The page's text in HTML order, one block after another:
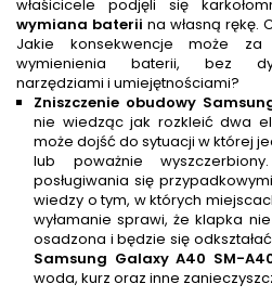
właśicicele podjęli się
wymiana baterii na własną rękę.
Jakie konsekwencje może
wymienienia baterii, bez
narzędziami i umiejętnościami?
Zniszczenie obudowy
nie wiedząc jak rozkleić dwa
może dojść do sytuacji w której
lub poważnie
posługiwania się
wiedzy o tym, w których
wyłamanie sprawi, że klapka
osadzona i będzie się
Samsung Galaxy A40 SM-
woda, kurz oraz inne